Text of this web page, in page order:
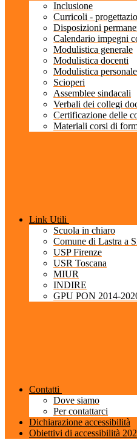
Inclusione
Curricoli -
Disposizioni
Calendario impegni
Modulistica generale
Modulistica docenti
Modulistica
Scioperi
Assemblee sindacali
Verbali dei collegi
Certificazione delle
Materiali corsi di
Link Utili
Scuola in chiaro
Comune di Lastra a
USP Firenze
USR Toscana
MIUR
INDIRE
GPU PON 2014-
Contatti
Dove siamo
Per contattarci
Dichiarazione accessibilità
Obiettivi di accessibilità